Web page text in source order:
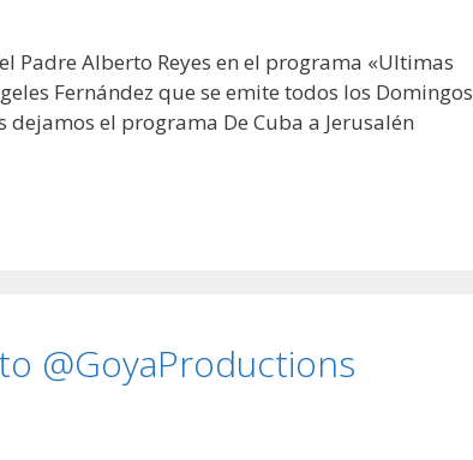
Padre Alberto Reyes en el programa «Ultimas
Fernández que se emite todos los Domingos
el programa De Cuba a Jerusalén
@GoyaProductions